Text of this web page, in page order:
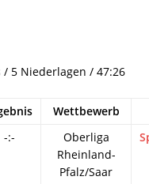
/ 5 Niederlagen / 47:26
Wettbewerb
-:-
Oberliga
Rheinland-
Pfalz/Saar